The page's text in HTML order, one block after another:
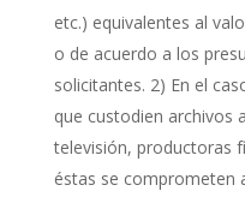
etc.) equivalentes al
o de acuerdo a los
solicitantes. 2) En el
que custodien archivos
televisión, productoras
éstas se comprometen